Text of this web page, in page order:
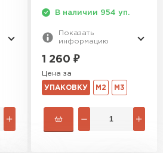
В наличии 954 уп.
Показать
информацию
1 260 ₽
Цена за
УПАКОВКУ М2 М3